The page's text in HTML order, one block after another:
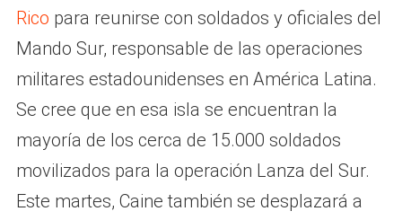
Rico para reunirse con soldados y oficiales del
Mando Sur, responsable de las operaciones
militares estadounidenses en América Latina.
Se cree que en esa isla se encuentran la
mayoría de los cerca de 15.000 soldados
movilizados para la operación Lanza del Sur.
Este martes, Caine también se desplazará a